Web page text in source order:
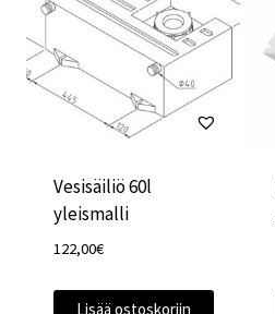
Vesisäiliö 60l
yleismalli
122,00€
Lisää ostoskoriin